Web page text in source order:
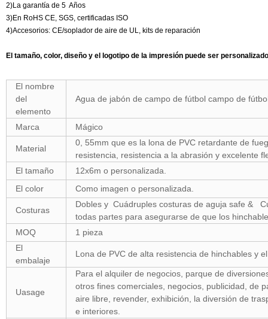
2)La garantía de 5 Años
3)En RoHS CE, SGS, certificadas ISO
4)Accesorios: CE/soplador de aire de UL, kits de reparación
El tamaño, color, diseño y el logotipo de la impresión puede ser
El nombre
del
elemento
Agua de jabón de campo de fútbol campo de
Marca Mágico
Material
0, 55mm que es la lona de PVC retardante de
resistencia, resistencia a la abrasión y excelente
El tamaño
12x6m o personalizada.
El color
Como imagen o personalizada.
Costuras
Dobles y Cuádruples costuras de aguja safe &
todas partes para asegurarse de que los
MOQ
1 pieza
El
embalaje
Lona de PVC de alta resistencia de hinchables y
Uasage
Para el alquiler de negocios, parque de
otros fines comerciales, negocios, publicidad, de
aire libre, revender, exhibición, la diversión de
e interiores.